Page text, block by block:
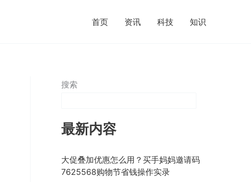
首页 资讯 科技 知识
搜索
最新内容
大促叠加优惠怎么用？买手妈妈邀请码
7625568购物节省钱操作实录